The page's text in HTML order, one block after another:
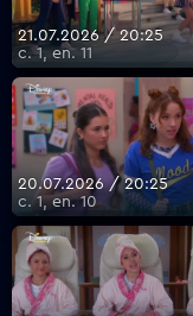
21.07.2026 / 20:25
с. 1, еп. 11
20.07.2026 / 20:25
с. 1, еп. 10